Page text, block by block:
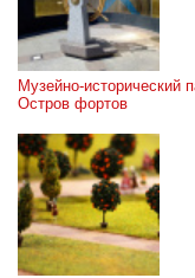
Музейно-исторический
Остров фортов